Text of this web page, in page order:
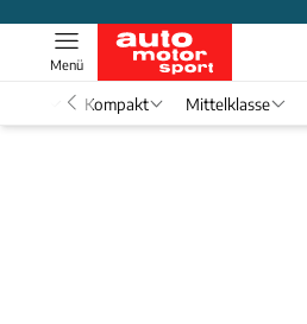
Menü
Kompakt Mittelklasse